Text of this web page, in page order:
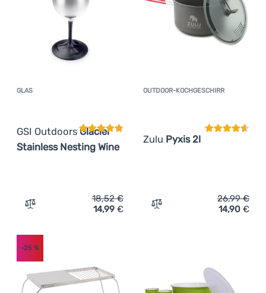
GLAS
GSI OutdoorsGlacier
Stainless Nesting Wine
Kundenbewertung
Zum Vergleich 'Glas GSI Outdoors Glacier Stainless
18,52€
14,99 €
OUTDOOR-KOCHGESCHIRR
Zulu Pyxis 2l
Zum Vergleich 'Outdoor-
26,99€
14,90 €
-25 %